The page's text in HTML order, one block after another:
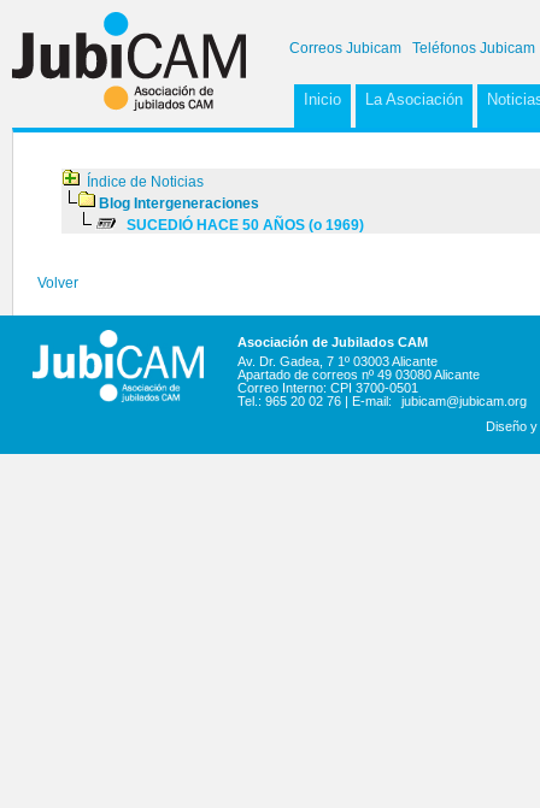
Correos Jubicam Teléfonos Jubicam
Inicio La Asociación
Índice de Noticias
Blog Intergeneraciones
SUCEDIÓ HACE 50 AÑOS (o 1969)
Volver
Asociación de Jubilados CAM
Av. Dr. Gadea, 7 1º 03003 Alicante
Apartado de correos nº 49 03080 Alicante
Correo Interno: CPI 3700-0501
Tel.: 965 20 02 76 | E-mail:
jubicam@jubicam.org
Diseño